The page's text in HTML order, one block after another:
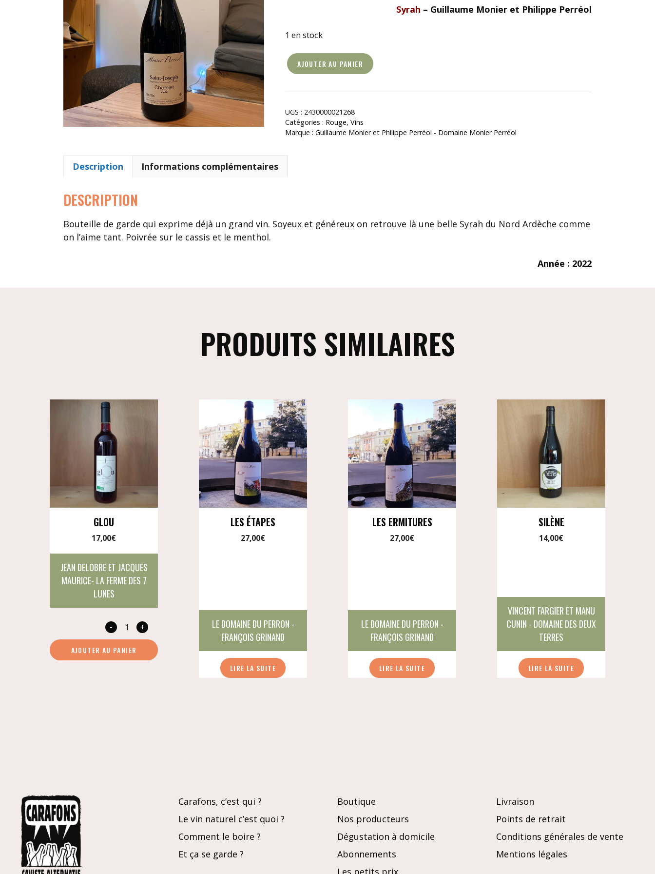
Syrah – Guillaume Monier et Philippe Perréol
1 en stock
quantité
Saint-
Joseph
-
Châtelet
AJOUTER AU PANIER
UGS : 2430000021268
Catégories : Rouge,Vins
Marque :Guillaume Monier et Philippe Perréol - Domaine Monier Perréol
Description Informations complémentaires
DESCRIPTION
Bouteille de garde qui exprime déjà un grand vin. Soyeux et généreux on retrouve là une belle Syrah du Nord Ardèche comme
on l’aime tant. Poivrée sur le cassis et le menthol.
Année : 2022
PRODUITS SIMILAIRES
GLOU
17,00€
JEAN DELOBRE ET JACQUES
MAURICE- LA FERME DES 7
LUNES
-
quantité
de
Glou
+
AJOUTER AU PANIER
LES ÉTAPES
27,00€
LE DOMAINE DU PERRON -
FRANÇOIS GRINAND
LIRE LA SUITE
LES ERMITURES
27,00€
LE DOMAINE DU PERRON -
FRANÇOIS GRINAND
LIRE LA SUITE
SILÈNE
14,00€
VINCENT FARGIER ET MANU
CUNIN - DOMAINE DES DEUX
TERRES
LIRE LA SUITE
Carafons, c’est qui ?
Le vin naturel c’est quoi ?
Comment le boire ?
Et ça se garde ?
Boutique
Nos producteurs
Dégustation à domicile
Abonnements
Les petits prix
Livraison
Points de retrait
Conditions générales de vente
Mentions légales